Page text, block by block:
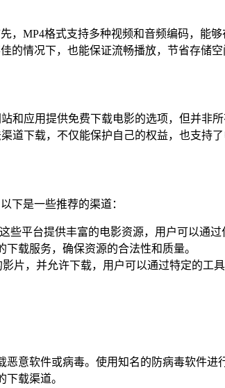
，MP4格式支持多种视频和音频编码，能
的情况下，也能保证流畅播放，节省存储
和应用提供免费下载电影的选项，但并非
道下载，不仅能保护自己的权益，也支持了
下是一些推荐的渠道：
些平台提供丰富的电影资源，用户可以通
载服务，确保资源的合法性和质量。
片，并允许下载，用户可以通过特定的工具
意软件或病毒。使用知名的防病毒软件进
载渠道。